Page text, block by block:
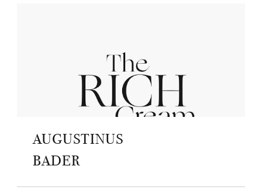
AUGUSTINUS
BADER